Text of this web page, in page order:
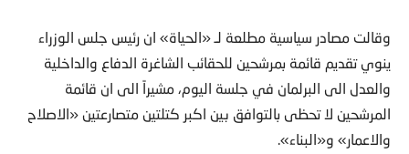
وقالت مصادر سياسية مطلعة لـ «الحياة» ان رئيس جلس الوزراء
ينوي تقديم قائمة بمرشحين للحقائب الشاغرة الدفاع والداخلية
والعدل الى البرلمان في جلسة اليوم، مشيراً الى ان قائمة
المرشحين لا تحظى بالتوافق بين اكبر كتلتين متصارعتين «الاصلاح
والاعمار» و«البناء».